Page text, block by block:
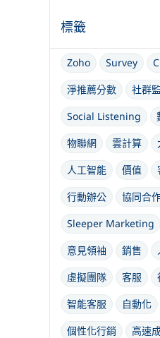
標籤
Zoho Survey
淨推薦分數
社群
Social Listening
物聯網
雲計算
人工智能
價值
行動辦公
協同合
Sleeper Marketing
意見領袖
銷售
虛擬團隊
客服
智能客服
自動化
個性化行銷
高速